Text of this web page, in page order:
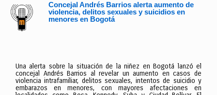
Concejal Andrés Barrios alerta aumento de
violencia, delitos sexuales y suicidios en
menores en Bogotá
Una alerta sobre la situación de la niñez en Bogotá lanzó el
concejal Andrés Barrios al revelar un aumento en casos de
violencia intrafamiliar, delitos sexuales, intentos de suicidio y
embarazos en menores, con mayores afectaciones en